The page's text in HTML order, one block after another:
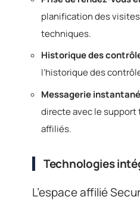
planification des
techniques.
Historique des
l’historique des
Messagerie
directe avec le support
affiliés.
Technologies
L’espace affilié